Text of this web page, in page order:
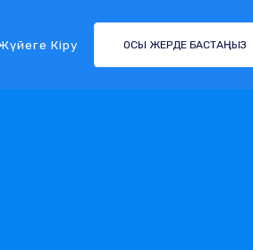
Кіру ОСЫ ЖЕРДЕ БАСТАҢЫЗ